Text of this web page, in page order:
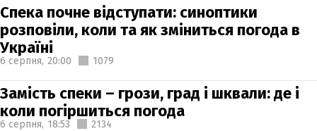
Спека почне відступати: синоптики
розповіли, коли та як зміниться погода в
Україні
6 серпня, 20:00 1079
Замість спеки – грози, град і шквали: де і
коли погіршиться погода
6 серпня, 18:53 2134